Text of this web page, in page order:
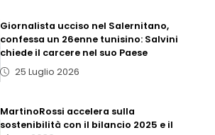
Giornalista ucciso nel Salernitano,
confessa un 26enne tunisino: Salvini
chiede il carcere nel suo Paese
25 Luglio 2026
MartinoRossi accelera sulla
sostenibilità con il bilancio 2025 e il